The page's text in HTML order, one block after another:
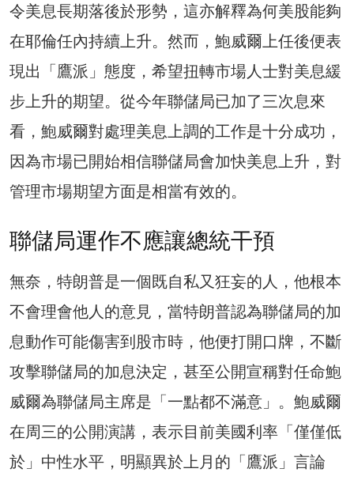
令美息長期落後於形勢，這亦解釋為何美股能夠
在耶倫任內持續上升。然而，鮑威爾上任後便表
現出「鷹派」態度，希望扭轉市場人士對美息緩
步上升的期望。從今年聯儲局已加了三次息來
看，鮑威爾對處理美息上調的工作是十分成功，
因為市場已開始相信聯儲局會加快美息上升，對
管理市場期望方面是相當有效的。
聯儲局運作不應讓總統干預
無奈，特朗普是一個既自私又狂妄的人，他根本
不會理會他人的意見，當特朗普認為聯儲局的加
息動作可能傷害到股市時，他便打開口牌，不斷
攻擊聯儲局的加息決定，甚至公開宣稱對任命鮑
威爾為聯儲局主席是「一點都不滿意」。鮑威爾
在周三的公開演講，表示目前美國利率「僅僅低
於」中性水平，明顯異於上月的「鷹派」言論